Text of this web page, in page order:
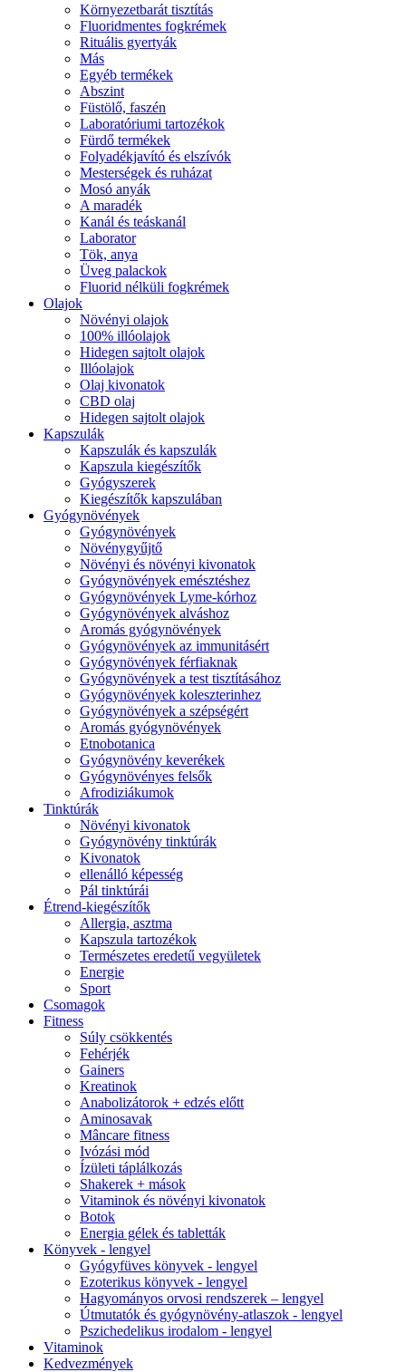
Környezetbarát tisztítás
Fluoridmentes fogkrémek
Rituális gyertyák
Más
Egyéb termékek
Abszint
Füstölő, faszén
Laboratóriumi tartozékok
Fürdő termékek
Folyadékjavító és elszívók
Mesterségek és ruházat
Mosó anyák
A maradék
Kanál és teáskanál
Laborator
Tök, anya
Üveg palackok
Fluorid nélküli fogkrémek
Olajok
Növényi olajok
100% illóolajok
Hidegen sajtolt olajok
Illóolajok
Olaj kivonatok
CBD olaj
Hidegen sajtolt olajok
Kapszulák
Kapszulák és kapszulák
Kapszula kiegészítők
Gyógyszerek
Kiegészítők kapszulában
Gyógynövények
Gyógynövények
Növénygyűjtő
Növényi és növényi kivonatok
Gyógynövények emésztéshez
Gyógynövények Lyme-kórhoz
Gyógynövények alváshoz
Aromás gyógynövények
Gyógynövények az immunitásért
Gyógynövények férfiaknak
Gyógynövények a test tisztításához
Gyógynövények koleszterinhez
Gyógynövények a szépségért
Aromás gyógynövények
Etnobotanica
Gyógynövény keverékek
Gyógynövényes felsők
Afrodiziákumok
Tinktúrák
Növényi kivonatok
Gyógynövény tinktúrák
Kivonatok
ellenálló képesség
Pál tinktúrái
Étrend-kiegészítők
Allergia, asztma
Kapszula tartozékok
Természetes eredetű vegyületek
Energie
Sport
Csomagok
Fitness
Súly csökkentés
Fehérjék
Gainers
Kreatinok
Anabolizátorok + edzés előtt
Aminosavak
Mâncare fitness
Ivózási mód
Ízületi táplálkozás
Shakerek + mások
Vitaminok és növényi kivonatok
Botok
Energia gélek és tabletták
Könyvek - lengyel
Gyógyfüves könyvek - lengyel
Ezoterikus könyvek - lengyel
Hagyományos orvosi rendszerek – lengyel
Útmutatók és gyógynövény-atlaszok - lengyel
Pszichedelikus irodalom - lengyel
Vitaminok
Kedvezmények